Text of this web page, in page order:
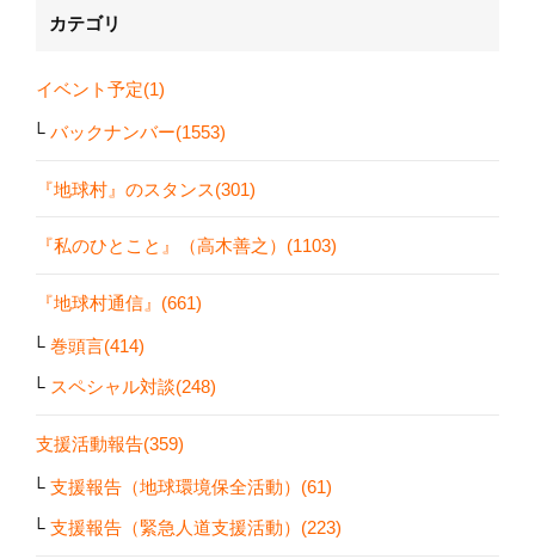
カテゴリ
イベント予定(1)
バックナンバー(1553)
『地球村』のスタンス(301)
『私のひとこと』（高木善之）(1103)
『地球村通信』(661)
巻頭言(414)
スペシャル対談(248)
支援活動報告(359)
支援報告（地球環境保全活動）(61)
支援報告（緊急人道支援活動）(223)